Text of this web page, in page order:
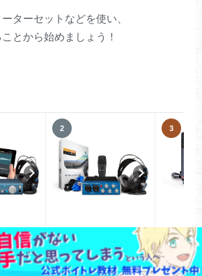
ターセットなどを使い、
とから始めましょう！
DTMセット AudioBox 96 Scarlett